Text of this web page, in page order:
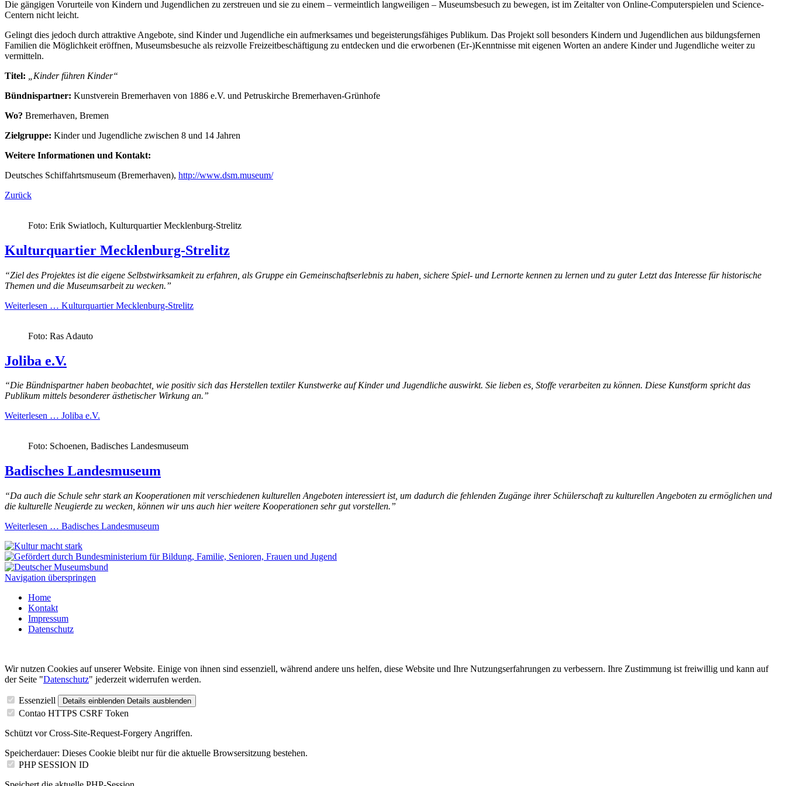
Die gängigen Vorurteile von Kindern und Jugendlichen zu zerstreuen und sie zu einem – vermeintlich langweiligen – Museumsbesuch zu bewegen, ist im Zeitalter von Online-Computerspielen und Science-
Centern nicht leicht.
Gelingt dies jedoch durch attraktive Angebote, sind Kinder und Jugendliche ein aufmerksames und begeisterungsfähiges Publikum. Das Projekt soll besonders Kindern und Jugendlichen aus bildungsfernen
Familien die Möglichkeit eröffnen, Museumsbesuche als reizvolle Freizeitbeschäftigung zu entdecken und die erworbenen (Er-)Kenntnisse mit eigenen Worten an andere Kinder und Jugendliche weiter zu
vermitteln.
Titel: „Kinder führen Kinder“
Bündnispartner: Kunstverein Bremerhaven von 1886 e.V. und Petruskirche Bremerhaven-Grünhofe
Wo? Bremerhaven, Bremen
Zielgruppe: Kinder und Jugendliche zwischen 8 und 14 Jahren
Weitere Informationen und Kontakt:
Deutsches Schiffahrtsmuseum (Bremerhaven), http://www.dsm.museum/
Zurück
Foto: Erik Swiatloch, Kulturquartier Mecklenburg-Strelitz
Kulturquartier Mecklenburg-Strelitz
“Ziel des Projektes ist die eigene Selbstwirksamkeit zu erfahren, als Gruppe ein Gemeinschaftserlebnis zu haben, sichere Spiel- und Lernorte kennen zu lernen und zu guter Letztdas Interesse für historische
Themen und die Museumsarbeit zu wecken.”
Weiterlesen … Kulturquartier Mecklenburg-Strelitz
Foto: Ras Adauto
Joliba e.V.
“Die Bündnispartner haben beobachtet, wie positiv sich das Herstellen textiler Kunstwerke auf Kinder und Jugendliche auswirkt. Sie lieben es, Stoffe verarbeiten zu können. Diese Kunstform spricht das
Publikum mittels besonderer ästhetischer Wirkung an.”
Weiterlesen … Joliba e.V.
Foto: Schoenen, Badisches Landesmuseum
Badisches Landesmuseum
“Da auch die Schule sehr stark an Kooperationen mit verschiedenen kulturellen Angeboten interessiert ist, um dadurch die fehlenden Zugänge ihrer Schülerschaft zu kulturellen Angeboten zu ermöglichen und
die kulturelle Neugierde zu wecken, können wir uns auch hier weitere Kooperationen sehr gut vorstellen.”
Weiterlesen … Badisches Landesmuseum
Navigation überspringen
Home
Kontakt
Impressum
Datenschutz
Wir nutzen Cookies auf unserer Website. Einige von ihnen sind essenziell, während andere uns helfen, diese Website und Ihre Nutzungserfahrungen zu verbessern. Ihre Zustimmung ist freiwillig und kann auf
der Seite "Datenschutz" jederzeit widerrufen werden.
Essenziell Details einblenden Details ausblenden
Contao HTTPS CSRF Token
Schützt vor Cross-Site-Request-Forgery Angriffen.
Speicherdauer: Dieses Cookie bleibt nur für die aktuelle Browsersitzung bestehen.
PHP SESSION ID